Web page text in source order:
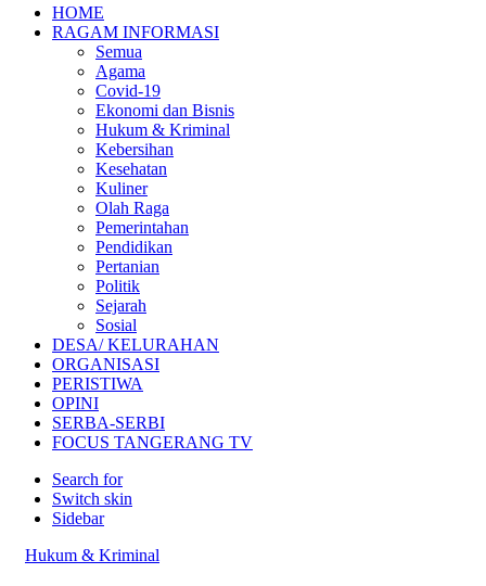
HOME
RAGAM INFORMASI
Semua
Agama
Covid-19
Ekonomi dan Bisnis
Hukum & Kriminal
Kebersihan
Kesehatan
Kuliner
Olah Raga
Pemerintahan
Pendidikan
Pertanian
Politik
Sejarah
Sosial
DESA/ KELURAHAN
ORGANISASI
PERISTIWA
OPINI
SERBA-SERBI
FOCUS TANGERANG TV
Search for
Switch skin
Sidebar
Hukum & Kriminal